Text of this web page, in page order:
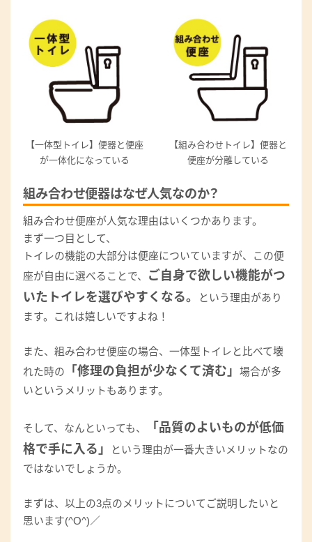
【一体型トイレ】便器と便座
が一体化になっている
【組み合わせトイレ】便器と
便座が分離している
組み合わせ便器はなぜ人気なのか？
組み合わせ便座が人気な理由はいくつかあります。
まず一つ目として、
トイレの機能の大部分は便座についていますが、この便
座が自由に選べることで、
ご自身で欲しい機能がつ
いたトイレを選びやすくなる。
という理由があり
ます。これは嬉しいですよね！
また、組み合わせ便座の場合、一体型トイレと比べて壊
れた時の
「修理の負担が少なくて済む」
場合が多
いというメリットもあります。
そして、なんといっても、
「品質のよいものが低価
格で手に入る」
という理由が一番大きいメリットなの
ではないでしょうか。
まずは、以上の3点のメリットについてご説明したいと
思います(^O^)／